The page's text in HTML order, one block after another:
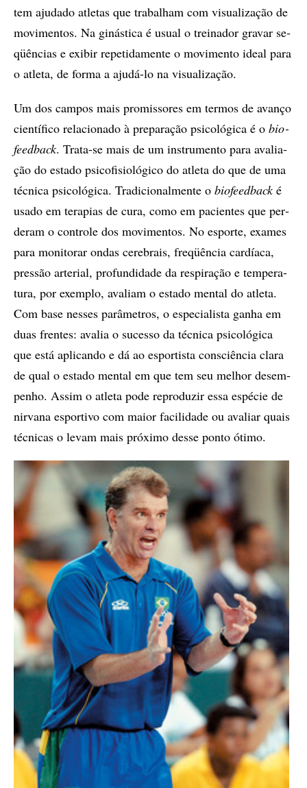
tem aju­da­do atle­tas que tra­ba­lham com vi­su­a­li­za­ção de
mo­vi­men­tos. Na gi­nás­ti­ca é usu­al o trei­na­dor gra­var se­
qüên­ci­as e exi­bir re­pe­ti­da­men­te o mo­vi­men­to ide­al para
o atle­ta, de for­ma a aju­dá-lo na vi­su­a­li­za­ção.
Um dos cam­pos mais pro­mis­so­res em ter­mos de avan­ço
ci­en­tí­fi­co re­la­ci­o­na­do à pre­pa­ra­ção psi­co­ló­gi­ca é o bi­o­
fe­ed­back. Tra­ta-se mais de um ins­tru­men­to para ava­li­a­
ção do es­ta­do psi­cofi­si­o­ló­gi­co do atle­ta do que de uma
téc­ni­ca psi­co­ló­gi­ca. Tra­di­ci­o­nal­men­te o bi­o­fe­ed­backé
usa­do em te­ra­pi­as de cura, como em pa­ci­en­tes que per­
de­ram o con­tro­le dos mo­vi­men­tos. No es­por­te, exa­mes
para mo­ni­to­rar on­das ce­re­brais, fre­qüên­cia car­dí­a­ca,
pres­são ar­te­ri­al, pro­fun­di­da­de da res­pi­ra­ção e tem­pe­ra­
tu­ra, por exem­plo, ava­li­am o es­ta­do men­tal do atle­ta.
Com base nes­ses pa­râ­me­tros, o es­pe­ci­a­lis­ta ga­nha em
duas fren­tes: ava­lia o su­ces­so da téc­ni­ca psi­co­ló­gi­ca
que está apli­can­do e dá ao es­por­tis­ta cons­ci­ên­cia cla­ra
de qual o es­ta­do men­tal em que tem seu me­lhor de­sem­
pe­nho. As­sim o atle­ta po­de re­pro­du­zir essa es­pé­cie de
nir­va­na es­por­ti­vo com mai­or fa­ci­li­da­de ou ava­li­ar quais
téc­ni­cas o le­vam mais pró­xi­mo des­se pon­to óti­mo.